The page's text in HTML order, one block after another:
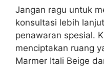
Jangan ragu untuk
konsultasi lebih
penawaran spesial.
menciptakan ruang
Marmer Itali Beige